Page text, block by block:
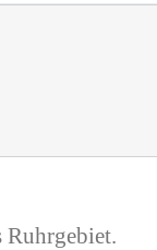
Ruhrgebiet.